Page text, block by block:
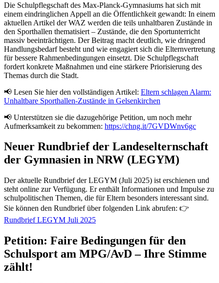
Die Schulpflegschaft des Max-Planck-Gymnasiums hat sich mit
einem eindringlichen Appell an die Öffentlichkeit gewandt: In einem
aktuellen Artikel der WAZ werden die teils unhaltbaren Zustände in
den Sporthallen thematisiert – Zustände, die den Sportunterricht
massiv beeinträchtigen. Der Beitrag macht deutlich, wie dringend
Handlungsbedarf besteht und wie engagiert sich die Elternvertretung
für bessere Rahmenbedingungen einsetzt. Die Schulpflegschaft
fordert konkrete Maßnahmen und eine stärkere Priorisierung des
Themas durch die Stadt.
📢 Lesen Sie hier den vollständigen Artikel: Eltern schlagen Alarm:
Unhaltbare Sporthallen-Zustände in Gelsenkirchen
📢 Unterstützen sie die dazugehörige Petition, um noch mehr
Aufmerksamkeit zu bekommen: https://chng.it/7GVDWnv6gc
Neuer Rundbrief der Landeselternschaft
der Gymnasien in NRW (LEGYM)
Der aktuelle Rundbrief der LEGYM (Juli 2025) ist erschienen und
steht online zur Verfügung. Er enthält Informationen und Impulse zu
schulpolitischen Themen, die für Eltern besonders interessant sind.
Sie können den Rundbrief über folgenden Link abrufen: 👉
Rundbrief LEGYM Juli 2025
Petition: Faire Bedingungen für den
Schulsport am MPG/AvD – Ihre Stimme
zählt!